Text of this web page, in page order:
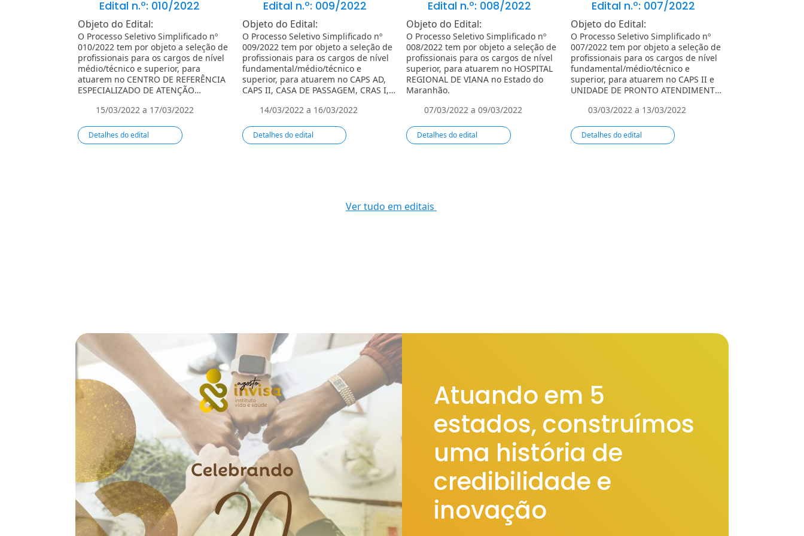
Edital n.º: 010/2022
Objeto do Edital:
O Processo Seletivo Simplificado nº
010/2022 tem por objeto a seleção de
profissionais para os cargos de ní­vel
médio/técnico e superior, para
atuarem no CENTRO DE REFERÊNCIA
ESPECIALIZADO DE ATENÇÃO
– CREAISPI no Estado do Maranhão.
15/03/2022 a 17/03/2022
Detalhes do edital
Edital n.º: 009/2022
Objeto do Edital:
O Processo Seletivo Simplificado nº
009/2022 tem por objeto a seleção de
profissionais para os cargos de nível
fundamental/médio/técnico e
superior, para atuarem no CAPS AD,
CAPS II, CASA DE PASSAGEM, CRAS I,
MUNICÍPIO DE ALMIRANTE
14/03/2022 a 16/03/2022
Detalhes do edital
Edital n.º: 008/2022
Objeto do Edital:
O Processo Seletivo Simplificado nº
008/2022 tem por objeto a seleção de
profissionais para os cargos de nível
superior, para atuarem no HOSPITAL
REGIONAL DE VIANA no Estado do
Maranhão.
07/03/2022 a 09/03/2022
Detalhes do edital
Edital n.º: 007/2022
Objeto do Edital:
O Processo Seletivo Simplificado nº
007/2022 tem por objeto a seleção de
profissionais para os cargos de nível
fundamental/médio/técnico e
superior, para atuarem no CAPS II e
UNIDADE DE PRONTO ATENDIMENTO
TAMANDARÉ/PR.
03/03/2022 a 13/03/2022
Detalhes do edital
Ver tudo em editais
Atuando em 5
estados, construímos
uma história de
credibilidade e
inovação